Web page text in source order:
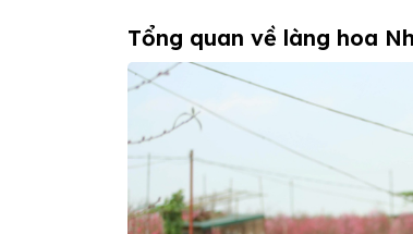
Tổng quan về làng hoa